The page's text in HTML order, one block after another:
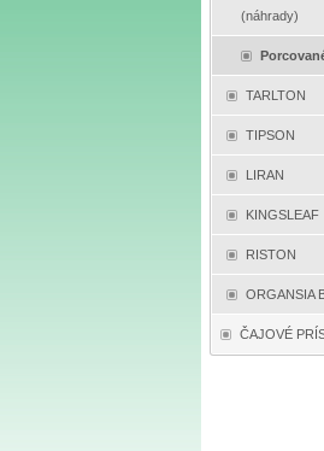
(náhrady)
TARLTON
TIPSON
LIRAN
KINGSLEAF
RISTON
ORGANSIA
ČAJOVÉ